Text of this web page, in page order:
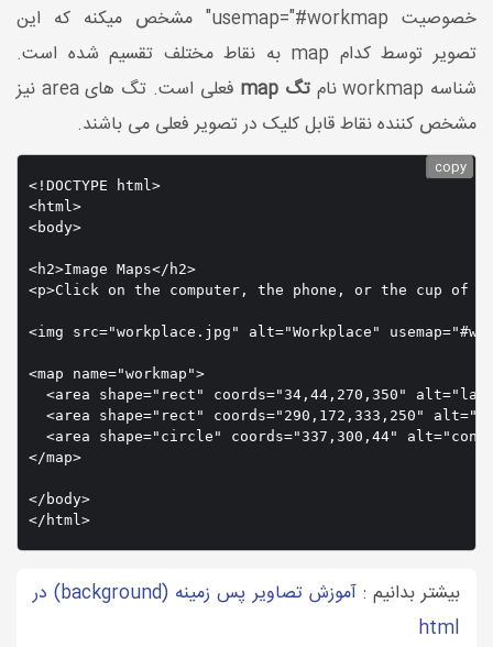
خصوصیت usemap="#workmap" مشخص میکنه که این
تصویر توسط کدام map به نقاط مختلف تقسیم شده است.
شناسه workmap نام
تگ map
فعلی است. تگ های area نیز
مشخص کننده نقاط قابل کلیک در تصویر فعلی می باشند.
<!DOCTYPE html>
<html>
<body>
<h2>Image Maps</h2>
<p>Click on the computer, the phone, or the cup of
<img src="workplace.jpg" alt="Workplace"
<map name="workmap">
<area shape="rect" coords="34,44,270,350"
<area shape="rect" coords="290,172,333,250"
<area shape="circle" coords="337,300,44"
</map>
</body>
copy
بیشتر بدانیم :
آموزش تصاویر پس زمینه (background) در
html